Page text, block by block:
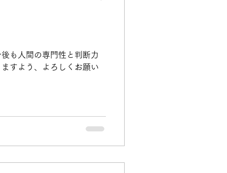
も人間の専門性と判断力
すよう、よろしくお願い